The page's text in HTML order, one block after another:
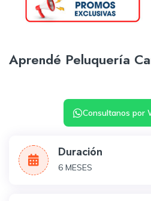
Aprendé Peluquería
Consultanos por
Duración
6 MESES